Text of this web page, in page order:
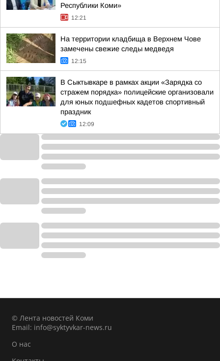
Республики Коми»
12:21
На территории кладбища в Верхнем Чове
замечены свежие следы медведя
12:15
В Сыктывкаре в рамках акции «Зарядка со
стражем порядка» полицейские организовали
для юных подшефных кадетов спортивный
праздник
12:09
© Лента новостей Коми
Email: info@syktyvkar-news.ru
О нас